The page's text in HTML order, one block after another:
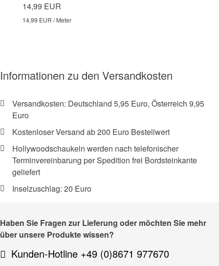
14,99 EUR
14,99 EUR / Meter
Informationen zu den Versandkosten
Versandkosten: Deutschland 5,95 Euro, Österreich 9,95
Euro
Kostenloser Versand ab 200 Euro Bestellwert
Hollywoodschaukeln werden nach telefonischer
Terminvereinbarung per Spedition frei Bordsteinkante
geliefert
Inselzuschlag: 20 Euro
Haben Sie Fragen zur Lieferung oder möchten Sie mehr
über unsere Produkte wissen?
Kunden-Hotline +49 (0)8671 977670